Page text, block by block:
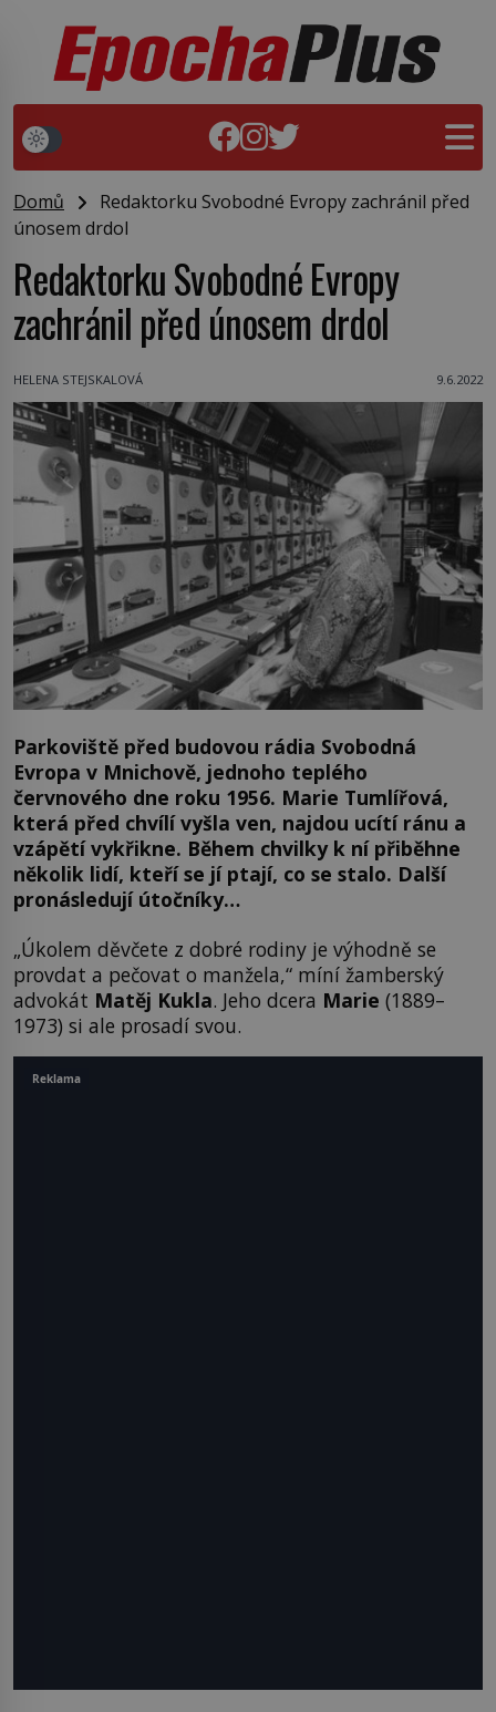
Domů
Redaktorku Svobodné Evropy zachránil před
únosem drdol
Redaktorku Svobodné Evropy
zachránil před únosem drdol
HELENA STEJSKALOVÁ 9.6.2022
Parkoviště před budovou rádia Svobodná
Evropa v Mnichově, jednoho teplého
červnového dne roku 1956. Marie Tumlířová,
která před chvílí vyšla ven, najdou ucítí ránu a
vzápětí vykřikne. Během chvilky k ní přiběhne
několik lidí, kteří se jí ptají, co se stalo. Další
pronásledují útočníky…
„Úkolem děvčete z dobré rodiny je výhodně se
provdat a pečovat o manžela,“ míní žamberský
advokát Matěj Kukla. Jeho dcera Marie (1889–
1973) si ale prosadí svou.
Reklama